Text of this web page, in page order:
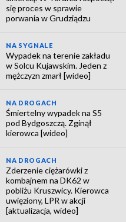
się proces w sprawie
porwania w Grudziądzu
NA SYGNALE
Wypadek na terenie zakładu
w Solcu Kujawskim. Jeden z
mężczyzn zmarł [wideo]
NA DROGACH
Śmiertelny wypadek na S5
pod Bydgoszczą. Zginął
kierowca [wideo]
NA DROGACH
Zderzenie ciężarówki z
kombajnem na DK62 w
pobliżu Kruszwicy. Kierowca
uwięziony, LPR w akcji
[aktualizacja, wideo]